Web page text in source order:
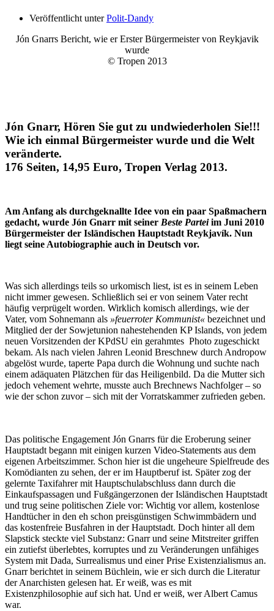
Veröffentlicht unterPolit-Dandy
Jón Gnarrs Bericht, wie er Erster Bürgermeister von Reykjavik
wurde
© Tropen 2013
Jón Gnarr, Hören Sie gut zu undwiederholen Sie!!!
Wie ich einmal Bürgermeister wurde und die Welt
veränderte.
176 Seiten, 14,95 Euro, Tropen Verlag 2013.
Am Anfang als durchgeknallte Idee von ein paar Spaßmachern
gedacht, wurde Jón Gnarr mit seiner Beste Parteiim Juni 2010
Bürgermeister der Isländischen Hauptstadt Reykjavík. Nun
liegt seine Autobiographie auch in Deutsch vor.
Was sich allerdings teils so urkomisch liest, ist es in seinem Leben
nicht immer gewesen. Schließlich sei er von seinem Vater recht
häufig verprügelt worden. Wirklich komisch allerdings, wie der
Vater, vom Sohnemann als »feuerroter Kommunist« bezeichnet und
Mitglied der der Sowjetunion nahestehenden KP Islands, von jedem
neuen Vorsitzenden der KPdSU ein gerahmtes Photo zugeschickt
bekam. Als nach vielen Jahren Leonid Breschnew durch Andropow
abgelöst wurde, taperte Papa durch die Wohnung und suchte nach
einem adäquaten Plätzchen für das Heiligenbild. Da die Mutter sich
jedoch vehement wehrte, musste auch Brechnews Nachfolger – so
wie der schon zuvor – sich mit der Vorratskammer zufrieden geben.
Das politische Engagement Jón Gnarrs für die Eroberung seiner
Hauptstadt begann mit einigen kurzen Video-Statements aus dem
eigenen Arbeitszimmer. Schon hier ist die ungeheure Spielfreude des
Komödianten zu sehen, der er im Hauptberuf ist. Später zog der
gelernte Taxifahrer mit Hauptschulabschluss dann durch die
Einkaufspassagen und Fußgängerzonen der Isländischen Hauptstadt
und trug seine politischen Ziele vor: Wichtig vor allem, kostenlose
Handtücher in den eh schon preisgünstigen Schwimmbädern und
das kostenfreie Busfahren in der Hauptstadt. Doch hinter all dem
Slapstick steckte viel Substanz: Gnarr und seine Mitstreiter griffen
ein zutiefst überlebtes, korruptes und zu Veränderungen unfähiges
System mit Dada, Surrealismus und einer Prise Existenzialismus an.
Gnarr berichtet in seinem Büchlein, wie er sich durch die Literatur
der Anarchisten gelesen hat. Er weiß, was es mit
Existenzphilosophie auf sich hat. Und er weiß, wer Albert Camus
war.